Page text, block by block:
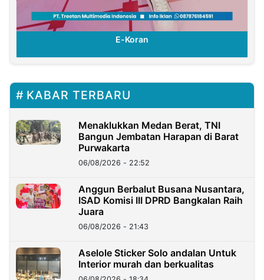
E-Koran
KABAR TERBARU
Menaklukkan Medan Berat, TNI
Bangun Jembatan Harapan di Barat
Purwakarta
06/08/2026 - 22:52
Anggun Berbalut Busana Nusantara,
ISAD Komisi III DPRD Bangkalan Raih
Juara
06/08/2026 - 21:43
Aselole Sticker Solo andalan Untuk
Interior murah dan berkualitas